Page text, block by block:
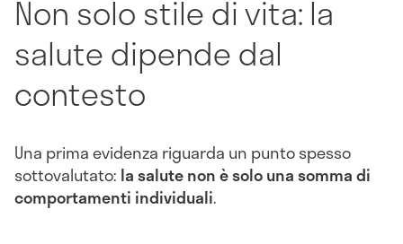
Non solo stile di vita: la
salute dipende dal
contesto
Una prima evidenza riguarda un punto spesso
sottovalutato: la salute non è solo una somma di
comportamenti individuali.